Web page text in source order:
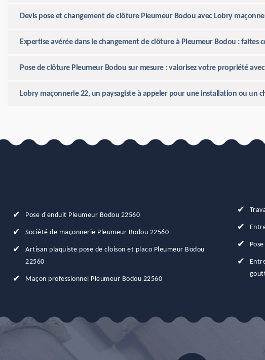
Devis pose et changement de clôture Pleumeur Bodou avec Lobry
Expertise avérée dans le changement de clôture à Pleumeur Bodou : faites
Pose de clôture Pleumeur Bodou sur mesure : valorisez votre propriété
Lobry maçonnerie 22, un paysagiste à appeler pour une installation ou un
Pose d'enduit Pleumeur Bodou 22560
Société de maçonnerie Pleumeur Bodou 22560
Artisan plaquiste pose de cloison et placo Pleumeur Bodou
22560
Maçon professionnel Pleumeur Bodou 22560